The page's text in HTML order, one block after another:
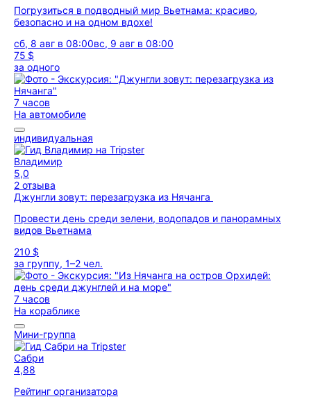
Погрузиться в подводный мир Вьетнама: красиво,
безопасно и на одном вдохе!
сб, 8 авг в 08:00вс, 9 авг в 08:00
75 $
за одного
7 часов
На автомобиле
индивидуальная
Владимир
5,0
2 отзыва
Джунгли зовут: перезагрузка из Нячанга
Провести день среди зелени, водопадов и панорамных
видов Вьетнама
210 $
за группу, 1–2 чел.
7 часов
На кораблике
Мини-группа
Сабри
4,88
Рейтинг организатора